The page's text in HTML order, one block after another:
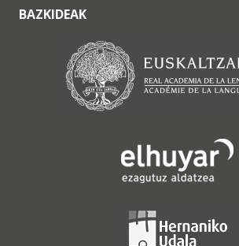
BAZKIDEAK